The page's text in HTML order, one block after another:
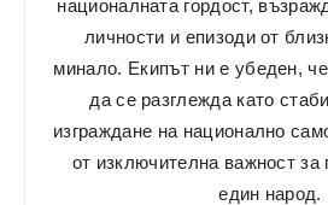
националната гордост,
личности и епизоди от
минало. Екипът ни е убеден,
да се разглежда като
изграждане на национално
от изключителна важност за
един народ.